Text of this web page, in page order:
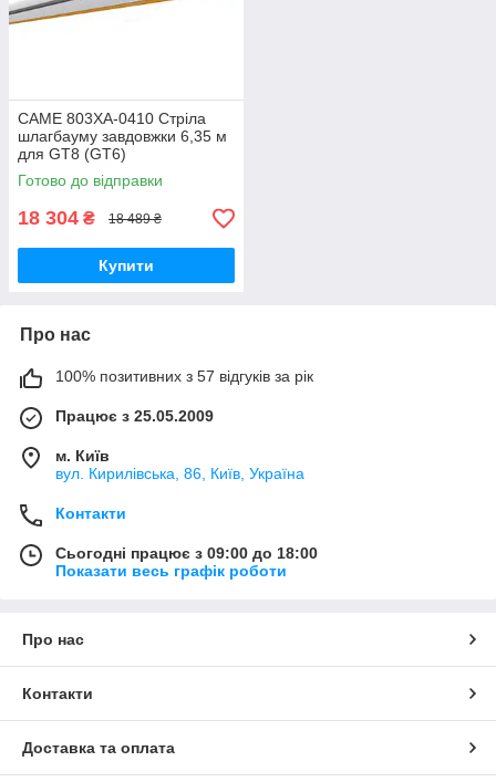
CAME 803XA-0410 Стріла
шлагбауму завдовжки 6,35 м
для GT8 (GT6)
Готово до відправки
18 304 ₴ 18 489 ₴
Купити
Про нас
100% позитивних з 57 відгуків за рік
Працює з 25.05.2009
м. Київ
вул. Кирилівська, 86, Київ, Україна
Контакти
Сьогодні працює з 09:00 до 18:00
Показати весь графік роботи
Про нас
Контакти
Доставка та оплата